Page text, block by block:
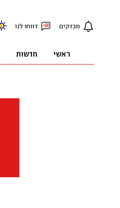
מבזקים דווחו לנו
ראשי חדשות